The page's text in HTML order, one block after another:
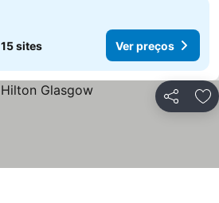
15 sites Ver preços
Partilhar